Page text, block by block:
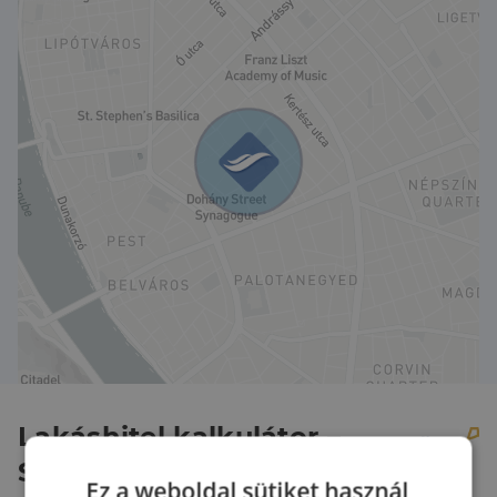
Lakáshitel kalkulátor –
Spórolj velünk!